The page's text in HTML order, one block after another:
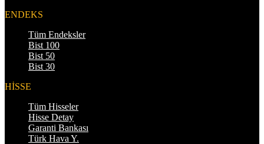
ENDEKS
Tüm Endeksler
Bist 100
Bist 50
Bist 30
HİSSE
Tüm Hisseler
Hisse Detay
Garanti Bankası
Türk Hava Y.